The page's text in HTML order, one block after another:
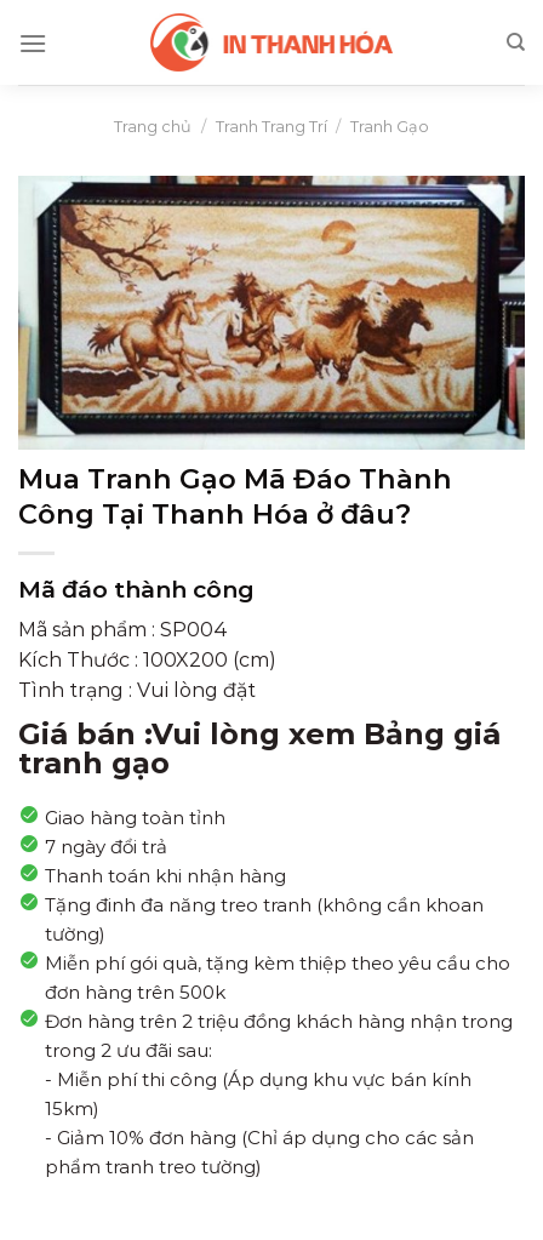
Trang chủ / Tranh Trang Trí / Tranh Gạo
Mua Tranh Gạo Mã Đáo Thành
Công Tại Thanh Hóa ở đâu?
Mã đáo thành công
Mã sản phẩm : SP004
Kích Thước : 100X200 (cm)
Tình trạng : Vui lòng đặt
Giá bán :Vui lòng xem Bảng giá
tranh gạo
Giao hàng toàn tỉnh
7 ngày đổi trả
Thanh toán khi nhận hàng
Tặng đinh đa năng treo tranh (không cần khoan
tường)
Miễn phí gói quà, tặng kèm thiệp theo yêu cầu cho
đơn hàng trên 500k
Đơn hàng trên 2 triệu đồng khách hàng nhận trong
trong 2 ưu đãi sau:
- Miễn phí thi công (Áp dụng khu vực bán kính
15km)
- Giảm 10% đơn hàng (Chỉ áp dụng cho các sản
phẩm tranh treo tường)